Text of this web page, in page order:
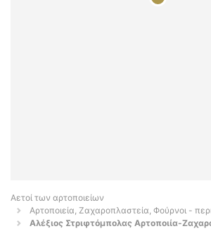
Αετοί των αρτοποιείων
Αρτοποιεία, Ζαχαροπλαστεία, Φούρνοι -
Αλέξιος Στριφτόμπολας Αρτοποιία-